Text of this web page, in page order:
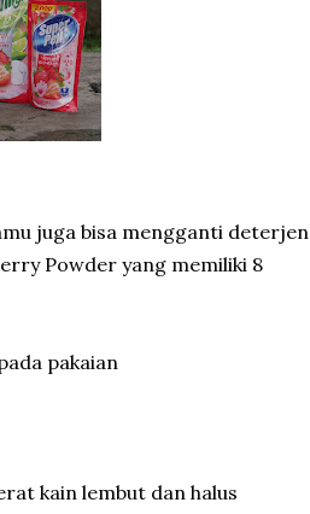
juga bisa mengganti deterjen
Powder yang memiliki 8
pakaian
kain lembut dan halus